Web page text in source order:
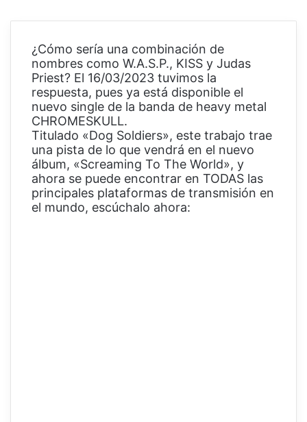
¿Cómo sería una combinación de
nombres como W.A.S.P., KISS y Judas
Priest? El 16/03/2023 tuvimos la
respuesta, pues ya está disponible el
nuevo single de la banda de heavy metal
CHROMESKULL.
Titulado «Dog Soldiers», este trabajo trae
una pista de lo que vendrá en el nuevo
álbum, «Screaming To The World», y
ahora se puede encontrar en TODAS las
principales plataformas de transmisión en
el mundo, escúchalo ahora: